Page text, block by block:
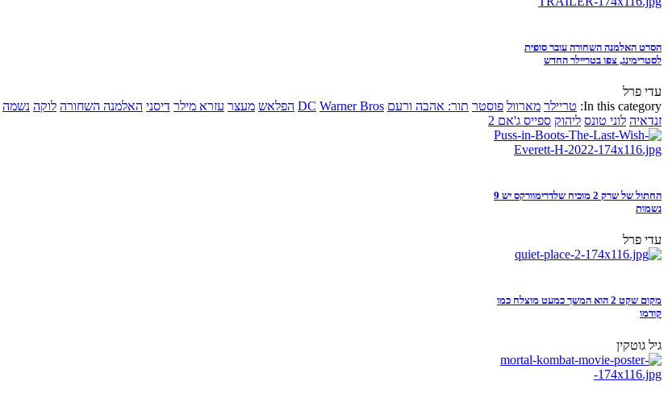
הסרט האלמנה השחורה עובר סופית
לסטרימינג, צפו בטריילר החדש
עדי פרל
In this category: טריילר מארוול פוסטר תור: אהבה ורעם DC Warner Bros הפלאש מעצר עזרא מילר דיסני האלמנה השחורה לוקה נשמה
זנדאיה לוני טונס ליהוק ספייס ג'אם 2
החתול של שרק 2 מוכיח שלדרימוורקס יש 9
נשמות
עדי פרל
מקום שקט 2 הוא המשך כמעט מוצלח כמו
קודמו
גיל גוטקין